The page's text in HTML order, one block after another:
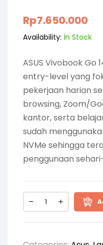
Rp7.650.000
Availability: In Stock
ASUS Vivobook Go
entry-level yang
pekerjaan harian
browsing, Zoom/
kantor, serta
sudah
NVMe sehingga
penggunaan